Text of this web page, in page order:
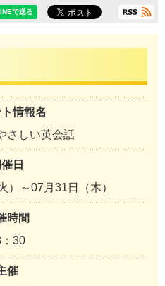
情報名
さしい英会話
日
）～07月31日（木）
時間
30
催